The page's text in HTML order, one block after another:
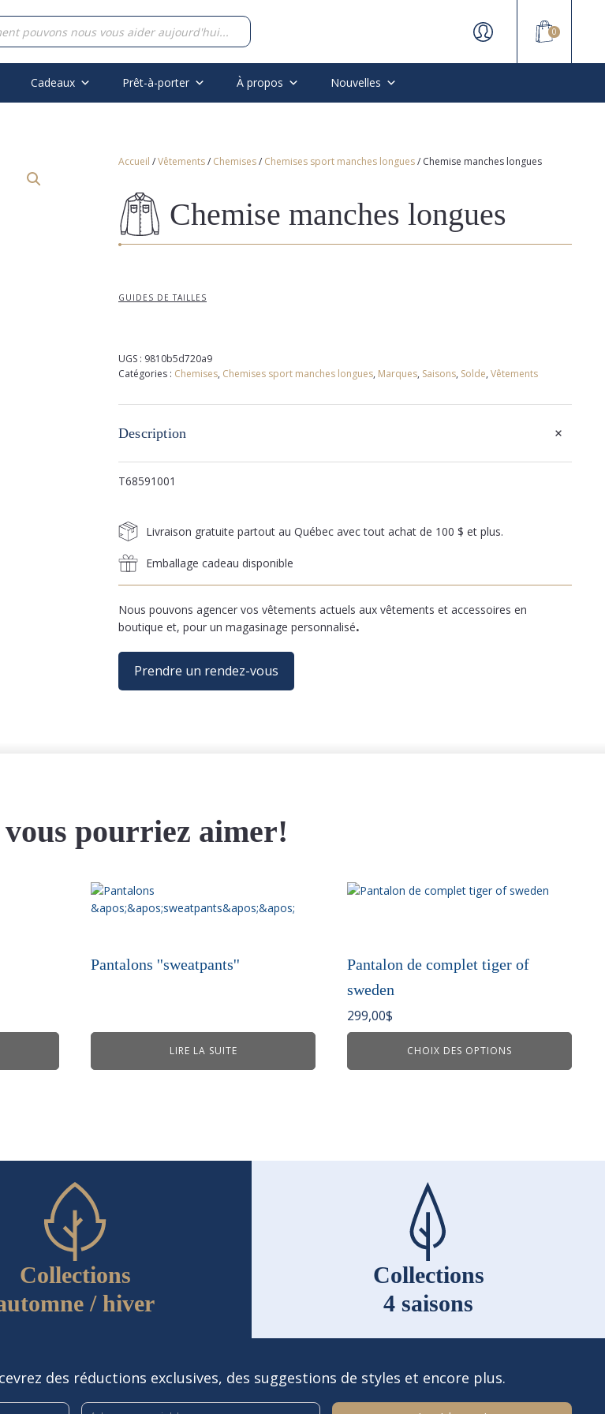
0
Cadeaux Prêt-à-porter À propos Nouvelles
Accueil /Vêtements/ Chemises/ Chemises sport manches longues/ Chemise manches longues
Chemise manches longues
GUIDES DE TAILLES
UGS : 9810b5d720a9
Catégories : Chemises, Chemises sport manches longues, Marques, Saisons, Solde, Vêtements
Description +
T68591001
Livraison gratuite partout au Québec avec tout achat de 100 $ et plus.
Emballage cadeau disponible
Nous pouvons agencer vos vêtements actuels aux vêtements et accessoires en
boutique et, pour un magasinage personnalisé.
Prendre un rendez-vous
vous pourriez aimer!
Pantalons ''sweatpants''
LIRE LA SUITE
Pantalon de complet tiger of
sweden
299,00$
CHOIX DES OPTIONS
Ce
variations.
options
peuvent
être
sur
Collections
/ hiver
Collections
4 saisons
des réductions exclusives, des suggestions de styles et encore plus.